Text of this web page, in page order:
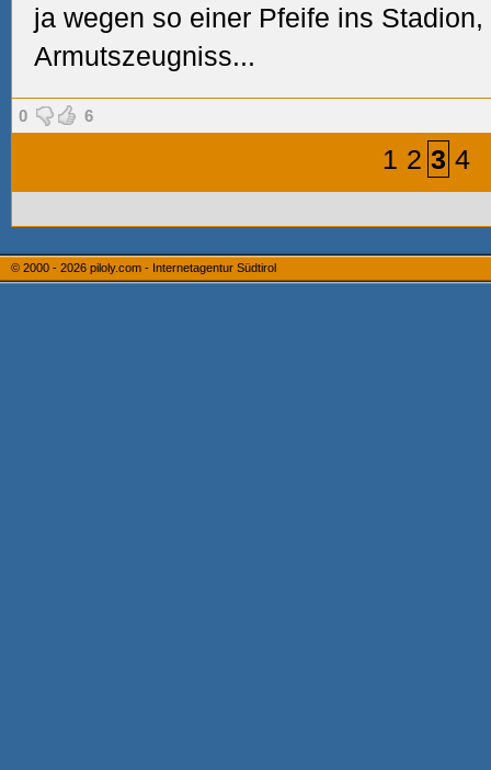
ja wegen so einer Pfeife ins
Armutszeugniss...
0 6
1 2 3 4
© 2000 - 2026 piloly.com - Internetagentur Südtirol